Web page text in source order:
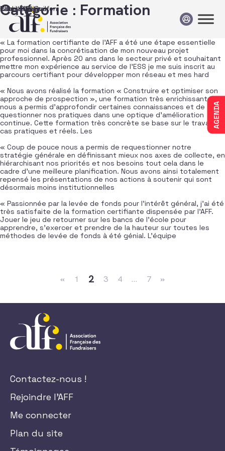
Passer au contenu
AGENDA
Catégorie : Formation
Raphaël Prévot
« La formation certifiante de l’AFF a été une étape essentielle
pour moi dans la concrétisation de mon nouveau projet
professionnel. Après 20 ans dans le secteur privé et souhaitant
mettre mon expérience au service de l’ESS je me suis inscrit au
parcours certifiant pour développer mon réseau et mes hard
Charlotte Quilfen
« Nous avons réalisé la formation « Construire et optimiser son
approche de prospection », une formation très enrichissante qui
nous a permis d’approfondir certaines connaissances et de
questionner nos pratiques dans une optique d’amélioration
continue. Cette formation très concrète se base sur le travail de
cas pratiques et réels. Les
Gilles Pillet
« Coup de pouce nous a permis de requestionner notre
stratégie générale en définissant mieux nos axes de collecte, en
hiérarchisant nos priorités et nos besoins tout cela dans le
cadre d’une meilleure planification. Nous avons ainsi totalement
repensé les présentations de nos actions à soutenir qui sont
désormais moins institutionnelles
Camille Dijan
« Passionnée par la levée de fonds pour l’intérêt général, j’ai été
très satisfaite de la formation certifiante dispensée par l’AFF.
Jouer le jeu de retourner sur les bancs de l’école pour
apprendre, s’exercer et prendre de la hauteur sur toutes les
méthodes de levée de fonds à été génial. L’équipe
« 1 2 3 4 … 7 »
Contactez-nous !
Rejoindre l'AFF
Me connecter
Plan du site